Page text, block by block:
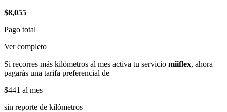
$8,055
Pago total
Ver completo
Si recorres más kilómetros al mes activa tu servicio miiflex, ahora
pagarás una tarifa preferencial de
$441 al mes
sin reporte de kilómetros